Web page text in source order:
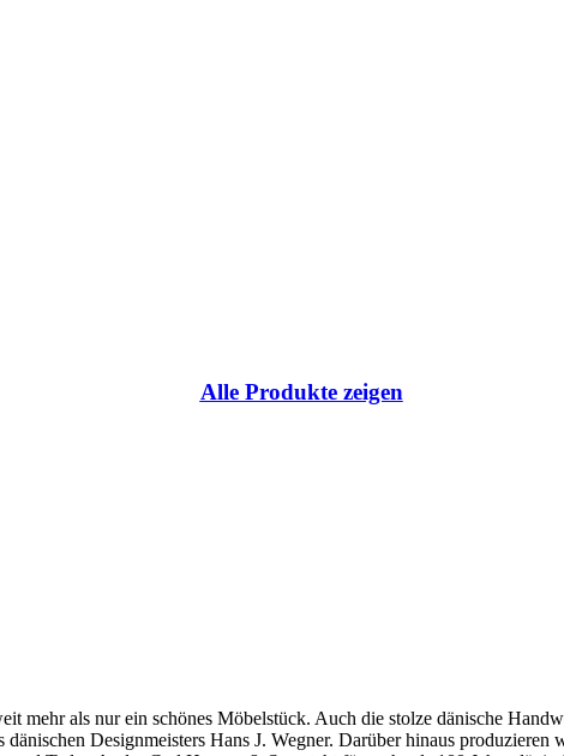
Alle Produkte zeigen
mehr als nur ein schönes Möbelstück. Auch die stolze dänische
Designmeisters Hans J. Wegner. Darüber hinaus